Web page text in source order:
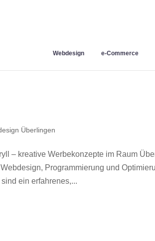
Webdesign e-Commerce
Überlingen
– kreative Werbekonzepte im Raum
Programmierung und
ein erfahrenes,...